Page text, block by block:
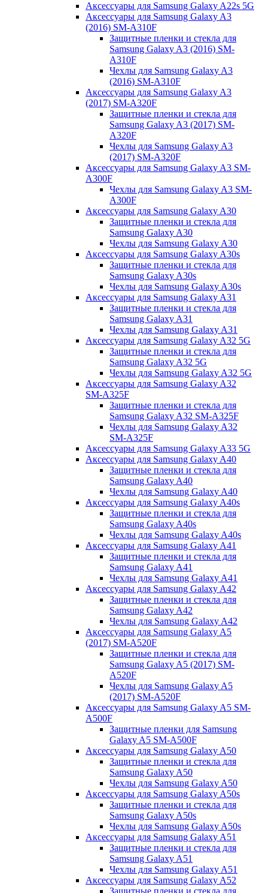
Аксессуары для Samsung Galaxy A22s 5G
Аксессуары для Samsung Galaxy A3
(2016) SM-A310F
Защитные пленки и стекла для
Samsung Galaxy A3 (2016) SM-
A310F
Чехлы для Samsung Galaxy A3
(2016) SM-A310F
Аксессуары для Samsung Galaxy A3
(2017) SM-A320F
Защитные пленки и стекла для
Samsung Galaxy A3 (2017) SM-
A320F
Чехлы для Samsung Galaxy A3
(2017) SM-A320F
Аксессуары для Samsung Galaxy A3 SM-
A300F
Чехлы для Samsung Galaxy A3 SM-
A300F
Аксессуары для Samsung Galaxy A30
Защитные пленки и стекла для
Samsung Galaxy A30
Чехлы для Samsung Galaxy A30
Аксессуары для Samsung Galaxy A30s
Защитные пленки и стекла для
Samsung Galaxy A30s
Чехлы для Samsung Galaxy A30s
Аксессуары для Samsung Galaxy A31
Защитные пленки и стекла для
Samsung Galaxy A31
Чехлы для Samsung Galaxy A31
Аксессуары для Samsung Galaxy A32 5G
Защитные пленки и стекла для
Samsung Galaxy A32 5G
Чехлы для Samsung Galaxy A32 5G
Аксессуары для Samsung Galaxy A32
SM-A325F
Защитные пленки и стекла для
Samsung Galaxy A32 SM-A325F
Чехлы для Samsung Galaxy A32
SM-A325F
Аксессуары для Samsung Galaxy A33 5G
Аксессуары для Samsung Galaxy A40
Защитные пленки и стекла для
Samsung Galaxy A40
Чехлы для Samsung Galaxy A40
Аксессуары для Samsung Galaxy A40s
Защитные пленки и стекла для
Samsung Galaxy A40s
Чехлы для Samsung Galaxy A40s
Аксессуары для Samsung Galaxy A41
Защитные пленки и стекла для
Samsung Galaxy A41
Чехлы для Samsung Galaxy A41
Аксессуары для Samsung Galaxy A42
Защитные пленки и стекла для
Samsung Galaxy A42
Чехлы для Samsung Galaxy A42
Аксессуары для Samsung Galaxy A5
(2017) SM-A520F
Защитные пленки и стекла для
Samsung Galaxy A5 (2017) SM-
A520F
Чехлы для Samsung Galaxy A5
(2017) SM-A520F
Аксессуары для Samsung Galaxy A5 SM-
A500F
Защитные пленки для Samsung
Galaxy A5 SM-A500F
Аксессуары для Samsung Galaxy A50
Защитные пленки и стекла для
Samsung Galaxy A50
Чехлы для Samsung Galaxy A50
Аксессуары для Samsung Galaxy A50s
Защитные пленки и стекла для
Samsung Galaxy A50s
Чехлы для Samsung Galaxy A50s
Аксессуары для Samsung Galaxy A51
Защитные пленки и стекла для
Samsung Galaxy A51
Чехлы для Samsung Galaxy A51
Аксессуары для Samsung Galaxy A52
Защитные пленки и стекла для